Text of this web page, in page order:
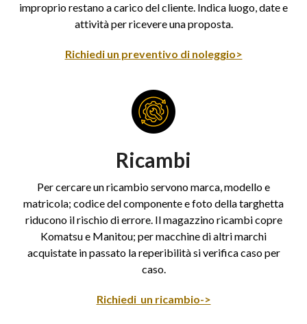
improprio restano a carico del cliente. Indica luogo, date e
attività per ricevere una proposta.
Richiedi un preventivo di noleggio>
Ricambi
Per cercare un ricambio servono marca, modello e
matricola; codice del componente e foto della targhetta
riducono il rischio di errore. Il magazzino ricambi copre
Komatsu e Manitou; per macchine di altri marchi
acquistate in passato la reperibilità si verifica caso per
caso.
Richiedi un ricambio->